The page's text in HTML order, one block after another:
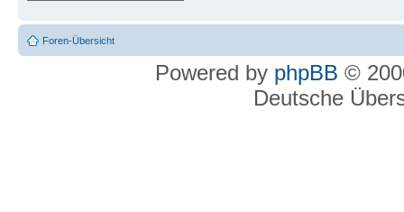
Foren-Übersicht
Powered by phpBB ©
Deutsche